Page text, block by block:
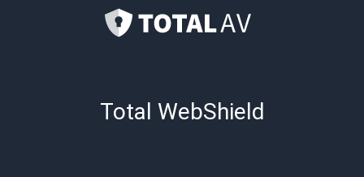
Total WebShield